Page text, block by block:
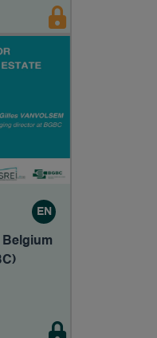
non
EN
Belgium